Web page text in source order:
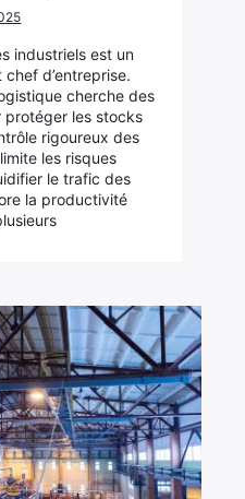
industriels est un
d’entreprise.
cherche des
protéger les stocks
rigoureux des
les risques
le trafic des
la productivité